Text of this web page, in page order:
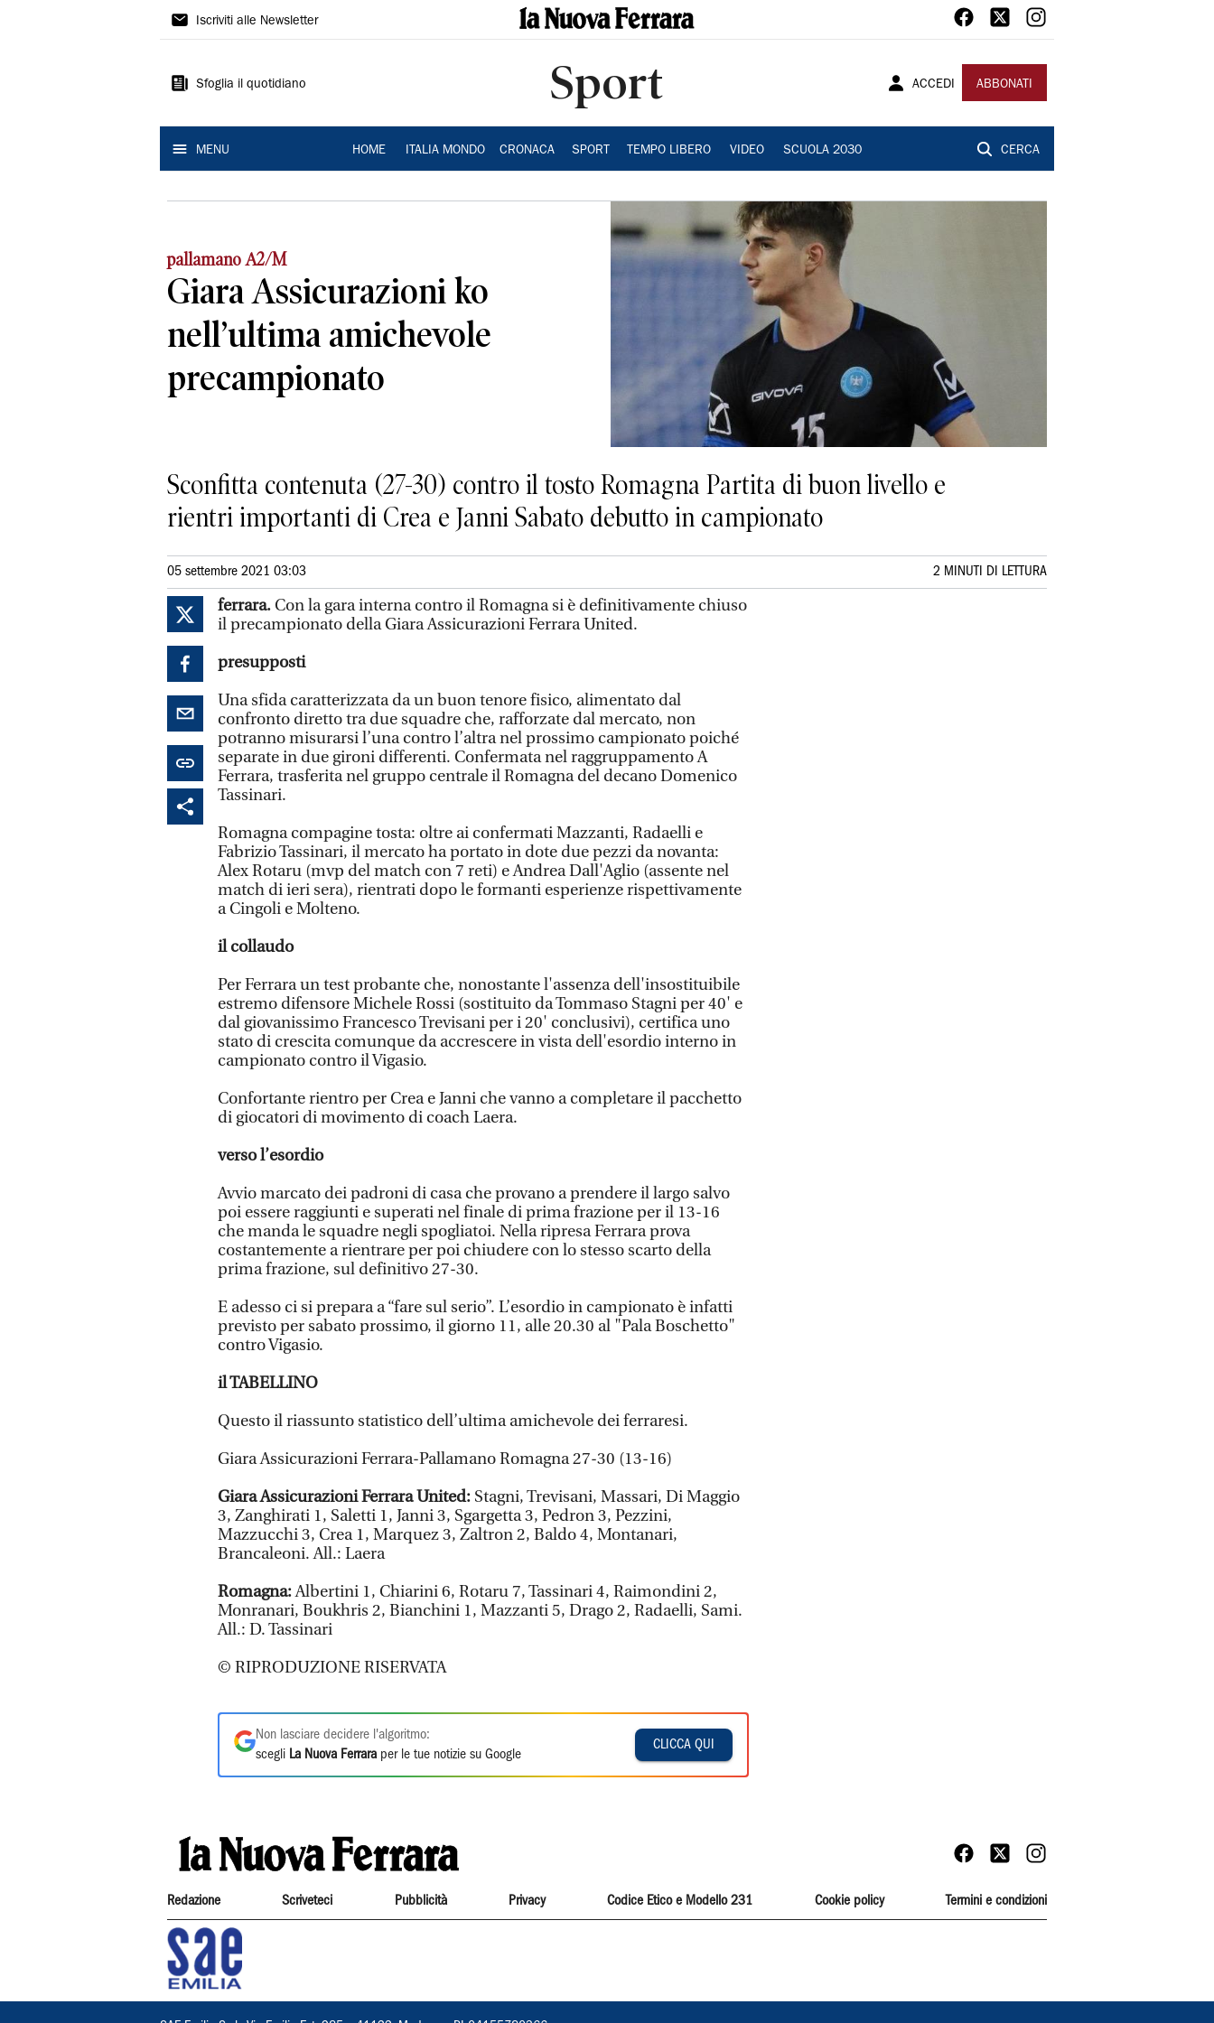
La
Ferrara
Iscriviti alle Newsletter
Sfoglia il quotidiano Sport ACCEDI ABBONATI
MENU HOME ITALIA MONDO CRONACA SPORT TEMPO LIBERO VIDEO SCUOLA 2030 CERCA
pallamano A2/M
Giara Assicurazioni ko
nell’ultima amichevole
precampionato
Sconfitta contenuta (27-30) contro il tosto Romagna Partita di buon livello e
rientri importanti di Crea e Janni Sabato debutto in campionato
05 settembre 2021 03:03 2 MINUTI DI LETTURA
ferrara. Con la gara interna contro il Romagna si è definitivamente chiuso
il precampionato della Giara Assicurazioni Ferrara United.
presupposti
Una sfida caratterizzata da un buon tenore fisico, alimentato dal
confronto diretto tra due squadre che, rafforzate dal mercato, non
potranno misurarsi l’una contro l’altra nel prossimo campionato poiché
separate in due gironi differenti. Confermata nel raggruppamento A
Ferrara, trasferita nel gruppo centrale il Romagna del decano Domenico
Tassinari.
Romagna compagine tosta: oltre ai confermati Mazzanti, Radaelli e
Fabrizio Tassinari, il mercato ha portato in dote due pezzi da novanta:
Alex Rotaru (mvp del match con 7 reti) e Andrea Dall'Aglio (assente nel
match di ieri sera), rientrati dopo le formanti esperienze rispettivamente
a Cingoli e Molteno.
il collaudo
Per Ferrara un test probante che, nonostante l'assenza dell'insostituibile
estremo difensore Michele Rossi (sostituito da Tommaso Stagni per 40' e
dal giovanissimo Francesco Trevisani per i 20' conclusivi), certifica uno
stato di crescita comunque da accrescere in vista dell'esordio interno in
campionato contro il Vigasio.
Confortante rientro per Crea e Janni che vanno a completare il pacchetto
di giocatori di movimento di coach Laera.
verso l’esordio
Avvio marcato dei padroni di casa che provano a prendere il largo salvo
poi essere raggiunti e superati nel finale di prima frazione per il 13-16
che manda le squadre negli spogliatoi. Nella ripresa Ferrara prova
costantemente a rientrare per poi chiudere con lo stesso scarto della
prima frazione, sul definitivo 27-30.
E adesso ci si prepara a “fare sul serio”. L’esordio in campionato è infatti
previsto per sabato prossimo, il giorno 11, alle 20.30 al "Pala Boschetto"
contro Vigasio.
il TABELLINO
Questo il riassunto statistico dell’ultima amichevole dei ferraresi.
Giara Assicurazioni Ferrara-Pallamano Romagna 27-30 (13-16)
Giara Assicurazioni Ferrara United: Stagni, Trevisani, Massari, Di Maggio
3, Zanghirati 1, Saletti 1, Janni 3, Sgargetta 3, Pedron 3, Pezzini,
Mazzucchi 3, Crea 1, Marquez 3, Zaltron 2, Baldo 4, Montanari,
Brancaleoni. All.: Laera
Romagna:Albertini 1, Chiarini 6, Rotaru 7, Tassinari 4, Raimondini 2,
Monranari, Boukhris 2, Bianchini 1, Mazzanti 5, Drago 2, Radaelli, Sami.
All.: D. Tassinari
© RIPRODUZIONE RISERVATA
Non lasciare decidere l'algoritmo:
scegli La Nuova Ferrara per le tue notizie su Google
CLICCA QUI
Redazione Scriveteci Pubblicità Privacy Codice Etico e Modello 231 Cookie policy Termini e condizioni